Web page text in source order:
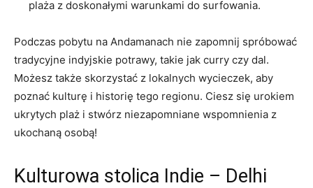
plaża z doskonałymi warunkami do surfowania.
Podczas‌ pobytu na Andamanach nie zapomnij spróbować
tradycyjne indyjskie potrawy, takie jak curry czy dal.
Możesz także skorzystać z lokalnych wycieczek, aby​
poznać kulturę i historię tego regionu. Ciesz się urokiem
ukrytych plaż i stwórz niezapomniane ⁤wspomnienia z‍
ukochaną osobą!
Kulturowa stolica Indie – Delhi